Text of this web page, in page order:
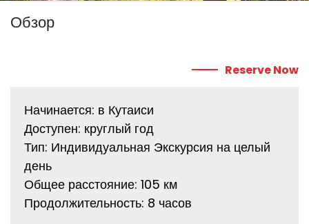
Обзор
Reserve Now
Начинается: в Кутаиси
Доступен: круглый год
Тип: Индивидуальная Экскурсия на целый
день
Общее расстояние: 105 км
Продолжительность: 8 часов